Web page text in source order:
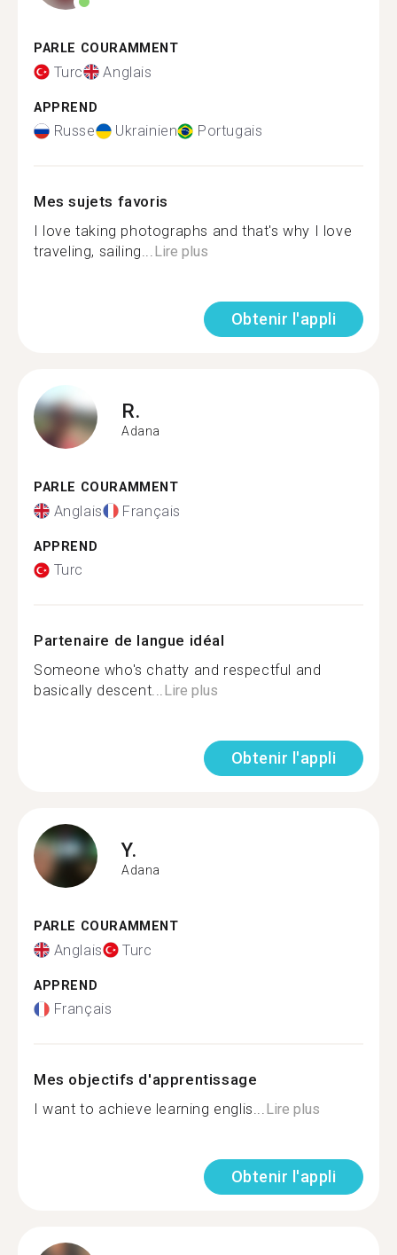
PARLE COURAMMENT
Turc Anglais
APPREND
Russe Ukrainien Portugais
Mes sujets favoris
I love taking photographs and that's why I love
traveling, sailing...Lire plus
Obtenir l'appli
R.
Adana
PARLE COURAMMENT
Anglais Français
APPREND
Turc
Partenaire de langue idéal
Someone who's chatty and respectful and
basically descent...Lire plus
Obtenir l'appli
Y.
Adana
PARLE COURAMMENT
Anglais Turc
APPREND
Français
Mes objectifs d'apprentissage
I want to achieve learning englis...Lire plus
Obtenir l'appli